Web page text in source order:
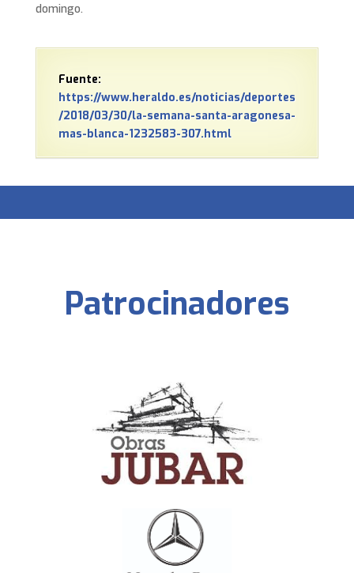
domingo.
Fuente:
https://www.heraldo.es/noticias/deportes
/2018/03/30/la-semana-santa-aragonesa-
mas-blanca-1232583-307.html
Patrocinadores